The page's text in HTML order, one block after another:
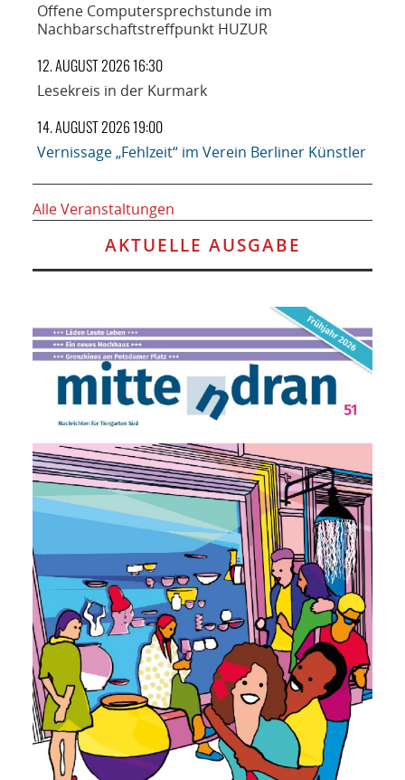
Offene Computersprechstunde im
Nachbarschaftstreffpunkt HUZUR
12. AUGUST 2026 16:30
Lesekreis in der Kurmark
14. AUGUST 2026 19:00
Vernissage „Fehlzeit“ im Verein Berliner Künstler
Alle Veranstaltungen
AKTUELLE AUSGABE